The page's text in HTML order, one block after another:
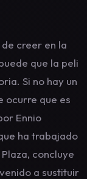
creer en la
que la peli
Si no hay un
ocurre que es
Ennio
ha trabajado
concluye
a sustituir